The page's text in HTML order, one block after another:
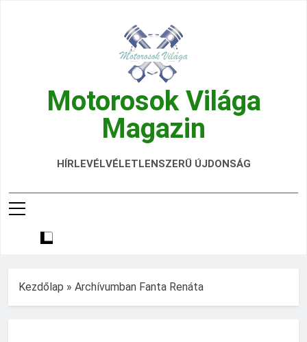
Motorosok Világa
Magazin
Hírek, Tesztek, Élmények Egy Helyen!
HÍRLEVÉLVÉLETLENSZERŰ ÚJDONSÁG
Kezdőlap » Archívumban Fanta Renáta